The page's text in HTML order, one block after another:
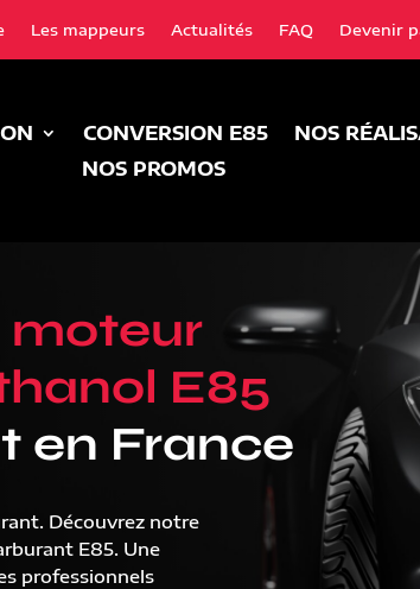
Les mappeurs Actualités FAQ Devenir
CONVERSION E85
NOS
NOS PROMOS
moteur
E85
en France
Découvrez notre
E85. Une
professionnels